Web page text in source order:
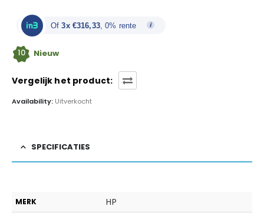
Of3x €316,33, 0% rente
10 Nieuw
Vergelijk het product:
Availability: Uitverkocht
SPECIFICATIES
MERK HP